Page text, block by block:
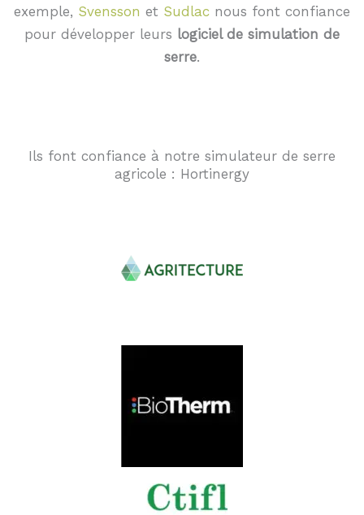
exemple, Svensson et Sudlac nous font confiance
pour développer leurs logiciel de simulation de
serre.
Ils font confiance à notre simulateur de serre
agricole : Hortinergy